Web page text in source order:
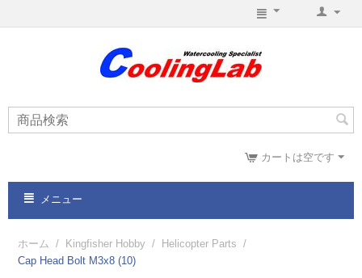
カートは空です
メニュー
ホーム / Kingfisher Hobby / Helicopter Parts /
Cap Head Bolt M3x8 (10)